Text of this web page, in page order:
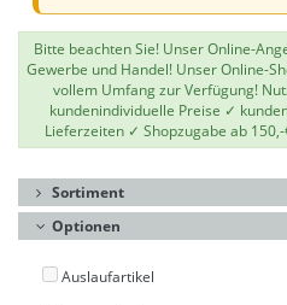
Bitte beachten Sie! Unser Online-
Gewerbe und Handel! Unser Online-
vollem Umfang zur Verfügung!
kundenindividuelle Preise ✓
Lieferzeiten ✓ Shopzugabe ab
Sortiment
Optionen
Auslaufartikel